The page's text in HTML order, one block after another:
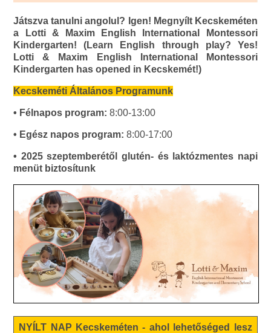
Játszva tanulni angolul? Igen! Megnyílt Kecskeméten
a Lotti & Maxim English International Montessori
Kindergarten! (Learn English through play? Yes!
Lotti & Maxim English International Montessori
Kindergarten has opened in Kecskemét!)
Kecskeméti Általános Programunk
• Félnapos program: 8:00-13:00
• Egész napos program: 8:00-17:00
• 2025 szeptemberétől glutén- és laktózmentes napi
menüt biztosítunk
NYÍLT NAP Kecskeméten - ahol lehetőséged lesz